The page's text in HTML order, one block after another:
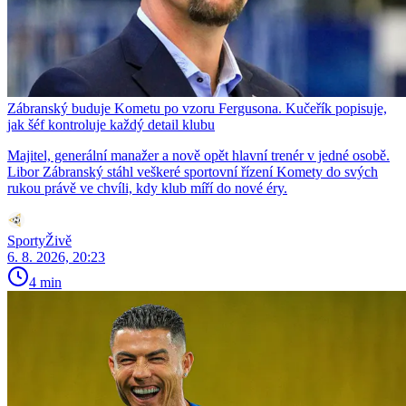
Zábranský buduje Kometu po vzoru Fergusona. Kučeřík popisuje,
jak šéf kontroluje každý detail klubu
Majitel, generální manažer a nově opět hlavní trenér v jedné osobě.
Libor Zábranský stáhl veškeré sportovní řízení Komety do svých
rukou právě ve chvíli, kdy klub míří do nové éry.
SportyŽivě
6. 8. 2026, 20:23
4 min